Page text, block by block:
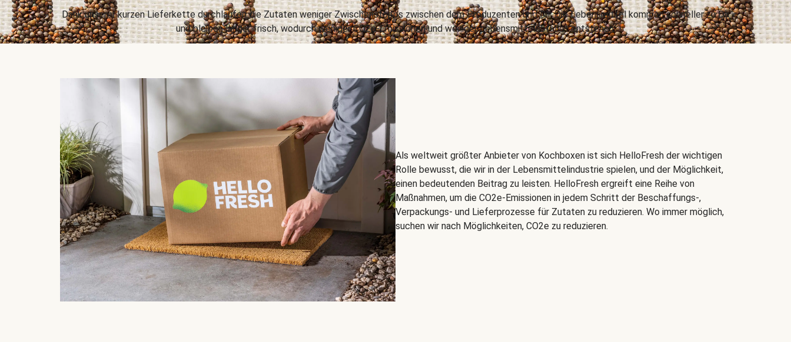
Dank unserer kurzen Lieferkette durchlaufen die Zutaten weniger Zwischenstopps zwischen dem Produzenten und Dir. Die Lebensmittel kommen schneller zu Dir
und bleiben länger frisch, wodurch weniger CO2e-Emissionen und weniger Lebensmittelabfälle* entstehen.
Als weltweit größter Anbieter von Kochboxen ist sich HelloFresh der wichtigen
Rolle bewusst, die wir in der Lebensmittelindustrie spielen, und der Möglichkeit,
einen bedeutenden Beitrag zu leisten. HelloFresh ergreift eine Reihe von
Maßnahmen, um die CO2e-Emissionen in jedem Schritt der Beschaffungs-,
Verpackungs- und Lieferprozesse für Zutaten zu reduzieren. Wo immer möglich,
suchen wir nach Möglichkeiten, CO2e zu reduzieren.